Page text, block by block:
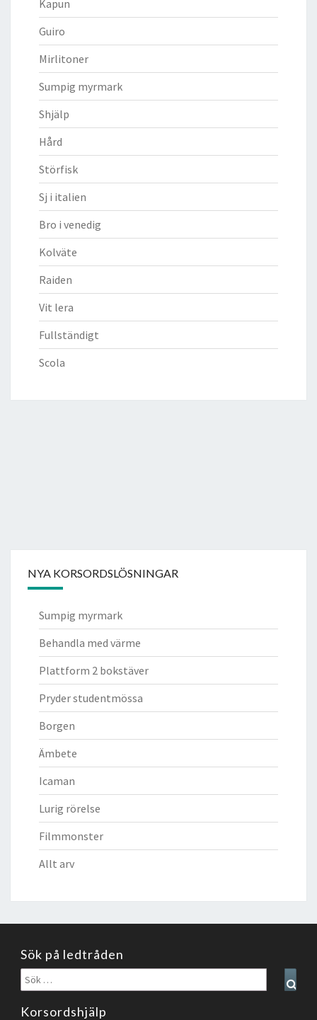
Kapun
Guiro
Mirlitoner
Sumpig myrmark
Shjälp
Hård
Störfisk
Sj i italien
Bro i venedig
Kolväte
Raiden
Vit lera
Fullständigt
Scola
NYA KORSORDSLÖSNINGAR
Sumpig myrmark
Behandla med värme
Plattform 2 bokstäver
Pryder studentmössa
Borgen
Ämbete
Icaman
Lurig rörelse
Filmmonster
Allt arv
Sök på ledtråden
Sök
efter:
Korsordshjälp